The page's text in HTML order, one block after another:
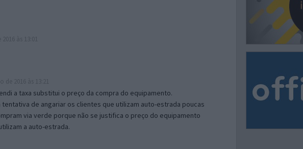
a taxa substitui o preço da compra do equipamento.
tentativa de angariar os clientes que utilizam auto-estrada poucas
via verde porque não se justifica o preço do equipamento
a auto-estrada.